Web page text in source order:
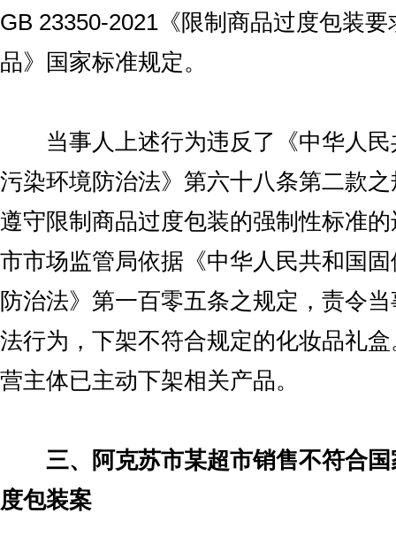
GB 23350-2021《限制商品过度包装
品》国家标准规定。
当事人上述行为违反了《中华人民
污染环境防治法》第六十八条第二款
遵守限制商品过度包装的强制性标准
市市场监管局依据《中华人民共和国
防治法》第一百零五条之规定，责令
法行为，下架不符合规定的化妆品礼
营主体已主动下架相关产品。
三、阿克苏市某超市销售不符合国
度包装案